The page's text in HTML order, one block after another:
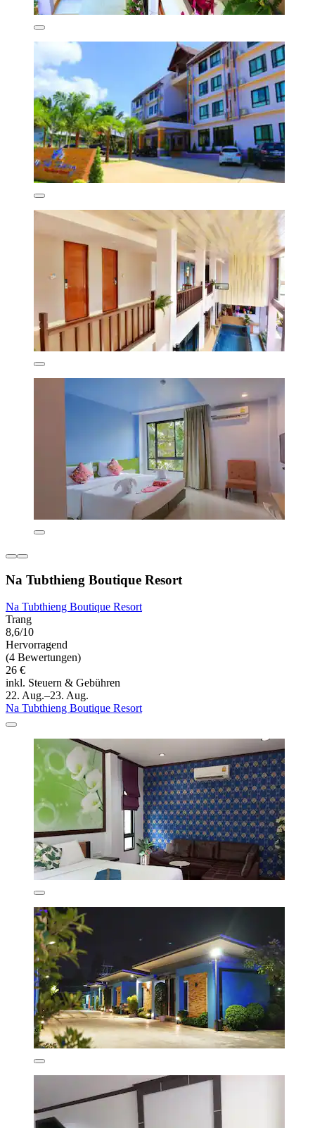
Na Tubthieng Boutique Resort
Na Tubthieng Boutique Resort
Trang
8,6/10
Hervorragend
(4 Bewertungen)
26 €
inkl. Steuern & Gebühren
22. Aug.–23. Aug.
Na Tubthieng Boutique Resort